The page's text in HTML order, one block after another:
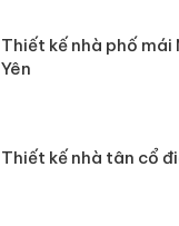
Thiết kế nhà phố mái
Yên
Thiết kế nhà tân cổ